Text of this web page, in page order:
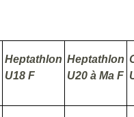
Heptathlon
U18 F
Heptathlon
U20 à Ma F